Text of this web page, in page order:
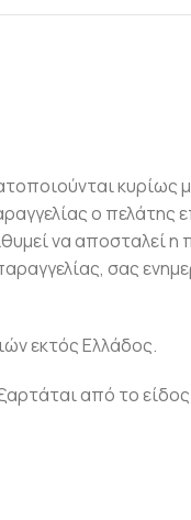
κυρίως
ο πελάτης
να αποσταλεί η
σας
εκτός Ελλάδος.
από το είδος